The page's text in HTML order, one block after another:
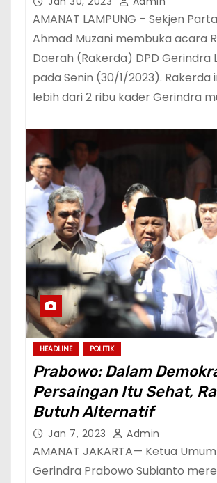
AMANAT LAMPUNG – Sekjen
Ahmad Muzani membuka acara
Daerah (Rakerda) DPD Gerindra
pada Senin (30/1/2023). Rakerda
lebih dari 2 ribu kader Gerindra
HEADLINE POLITIK
Prabowo: Dalam
Persaingan Itu Sehat,
Butuh Alternatif
Jan 7, 2023 Admin
AMANAT JAKARTA— Ketua
Gerindra Prabowo Subianto